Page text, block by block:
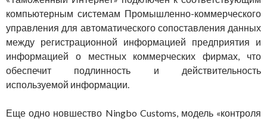
компьютерным системам Промышленно-коммерческого
управления для автоматического сопоставления данных
между регистрационной информацией предприятия и
информацией о местных коммерческих фирмах, что
обеспечит подлинность и действительность
используемой информации.
Еще одно новшество Ningbo Customs, модель «контроля